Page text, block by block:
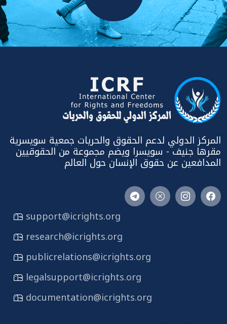
المركز الدولي لدعم الحقوق والحريات جمعية سويسرية
مقرها جنيف - سويسرا ويضم مجموعة من الحقوقيين
المدافعين عن حقوق الإنسان حول العالم
support@icrights.org
research@icrights.org
publicrelations@icrights.org
legalsupport@icrights.org
documentation@icrights.org